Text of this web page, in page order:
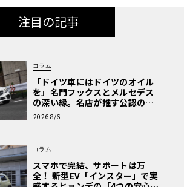
注目の記事
コラム
「ドイツ車にはドイツのオイル
を」名門フックスとメルセデス
の深い縁。名店が推す公認の安
心と、Cクラスで味わうシルキー
な走り〈PR〉
2026 8/6
コラム
スマホで完結、サポートは万
全！ 新型EV「インスター」で実